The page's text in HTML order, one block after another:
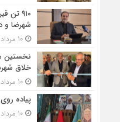
۹۱۰
شهرضا و
10 مرداد 1405 - 9:59
نخستین
خلاق
10 مرداد 1405 - 9:55
پیاده
10 مرداد 1405 - 9:51